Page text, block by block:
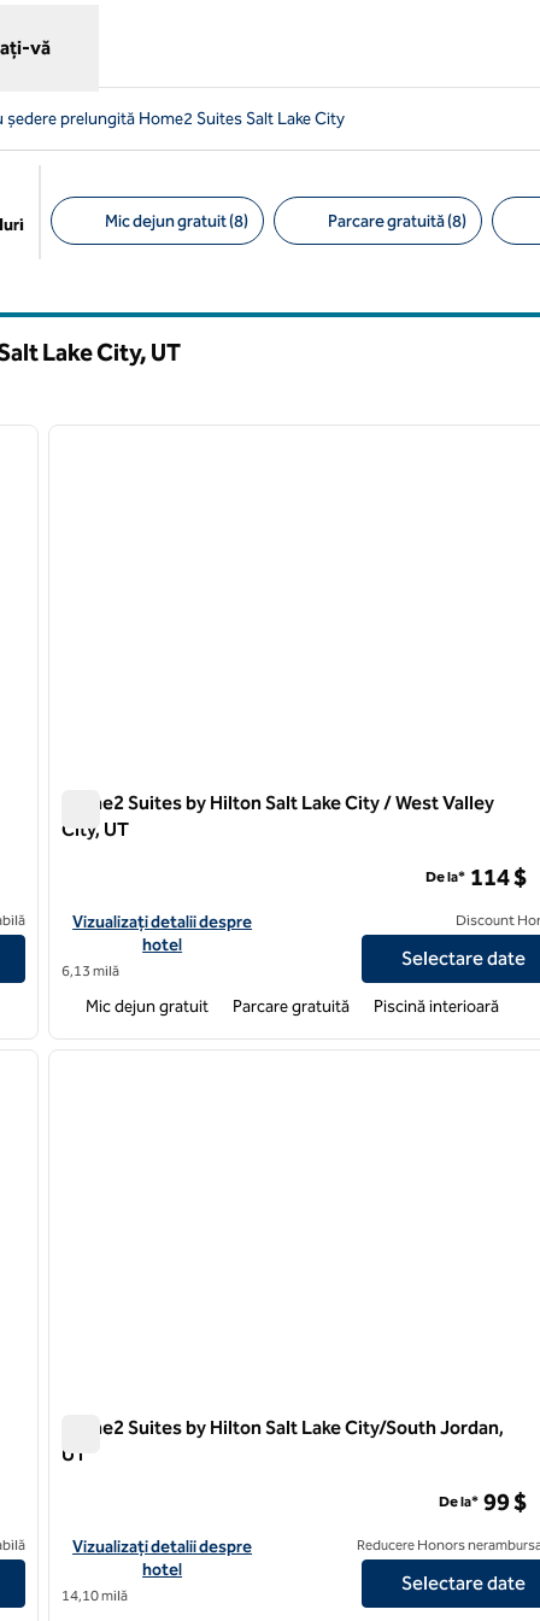
vă
ședere prelungită Home2 Suites Salt Lake City
Mic dejun gratuit (8) Parcare gratuită (8)
Lake City, UT
imaginea următoare
City-East
1 din 12
Home2 Suites by Hilton Salt Lake City / West Valley
City, UT
Vizualizați detaliile hotelului pentru Home2 Suites by Hilton Salt
Vizualizați detalii despre
hotel
6,13 milă
De la* 114 $
Discount
Selectare date
Mic dejun gratuit Parcare gratuită Piscină interioară
imaginea următoare
City-Murray, UT
1 din 12
Home2 Suites by Hilton Salt Lake City/South Jordan,
UT
Vizualizați detaliile hotelului pentru Home2 Suites by Hilton Salt
Vizualizați detalii despre
hotel
14,10 milă
De la* 99 $
Reducere Honors
Selectare date